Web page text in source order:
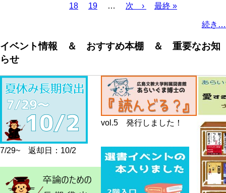
り
レ
ー
Page
18 Page
19 …
次
次 ›
最
ジ
最終 »
続き…
イベント情報 ＆ おすすめ本棚 ＆ 重要なお知
らせ
7/29~ 返却日：10/2
vol.5 発行しました！